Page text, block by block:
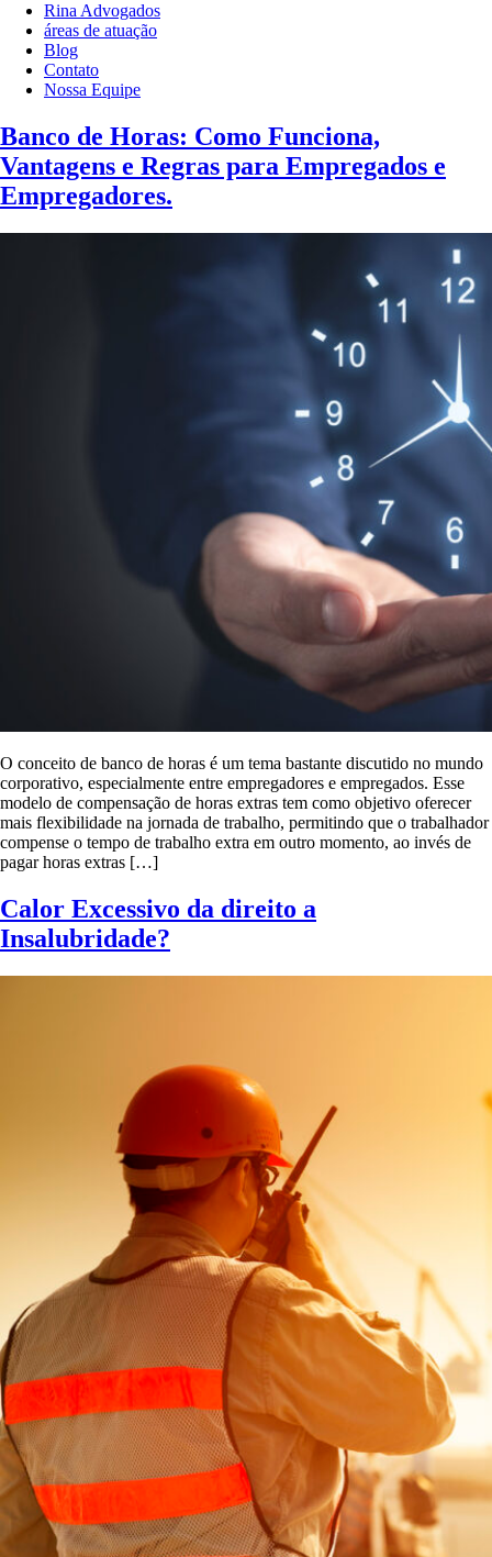
Rina Advogados
áreas de atuação
Blog
Contato
Nossa Equipe
Banco de Horas: Como Funciona,
Vantagens e Regras para Empregados e
Empregadores.
O conceito de banco de horas é um tema bastante discutido no mundo
corporativo, especialmente entre empregadores e empregados. Esse
modelo de compensação de horas extras tem como objetivo oferecer
mais flexibilidade na jornada de trabalho, permitindo que o trabalhador
compense o tempo de trabalho extra em outro momento, ao invés de
pagar horas extras […]
Calor Excessivo da direito a
Insalubridade?